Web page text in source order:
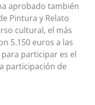
aprobado también
Pintura y Relato
cultural, el más
5.150 euros a las
participar es el
participación de